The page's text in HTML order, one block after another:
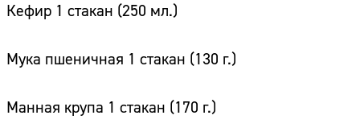
Кефир 1 стакан (250 мл.)
Мука пшеничная 1 стакан (130 г.)
Манная крупа 1 стакан (170 г.)